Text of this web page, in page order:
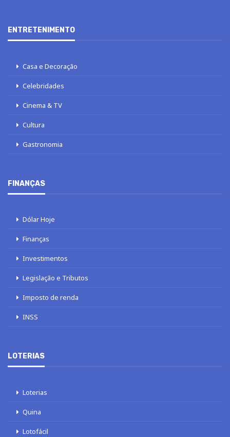
ENTRETENIMENTO
Casa e Decoração
Celebridades
Cinema & TV
Cultura
Gastronomia
FINANÇAS
Dólar Hoje
Finanças
Investimentos
Legislação e Tributos
Imposto de renda
INSS
LOTERIAS
Loterias
Quina
Lotofácil